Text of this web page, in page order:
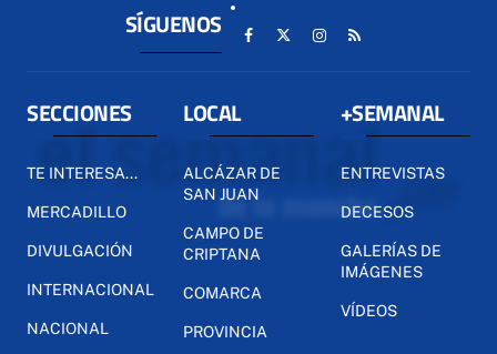
SÍGUENOS
SECCIONES
TE INTERESA...
MERCADILLO
DIVULGACIÓN
INTERNACIONAL
NACIONAL
LOCAL
ALCÁZAR DE
SAN JUAN
CAMPO DE
CRIPTANA
COMARCA
PROVINCIA
+SEMANAL
ENTREVISTAS
DECESOS
GALERÍAS DE
IMÁGENES
VÍDEOS